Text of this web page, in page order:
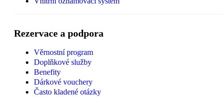
Rezervace a podpora
Věrnostní program
Doplňkové služby
Benefity
Dárkové vouchery
Často kladené otázky